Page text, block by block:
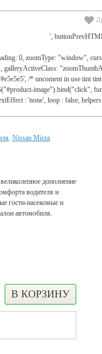
',
0, zoomType: "window",
galleryActiveClass:
/* uncoment in use tint
image").bind("click",
: 'none', loop : false,
, Nissan Micra
дополнение
водителя и
гости-насекомые и
автомобиля.